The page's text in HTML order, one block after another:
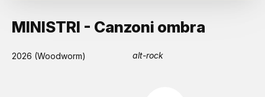
MINISTRI - Canzoni ombra
2026 (Woodworm) alt-rock